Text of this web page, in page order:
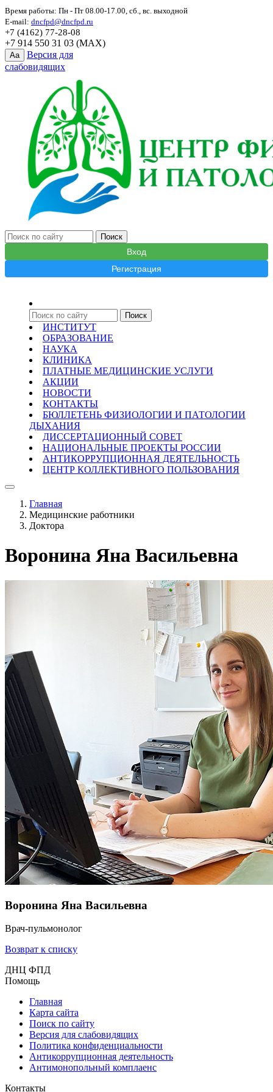
Время работы: Пн - Пт 08.00-17.00, сб., вс. выходной
E-mail: dncfpd@dncfpd.ru
+7 (4162) 77-28-08
+7 914 550 31 03 (MAX)
Aa
Версия для
слабовидящих
Вход
Регистрация
ИНСТИТУТ
ОБРАЗОВАНИЕ
НАУКА
КЛИНИКА
ПЛАТНЫЕ МЕДИЦИНСКИЕ УСЛУГИ
АКЦИИ
НОВОСТИ
КОНТАКТЫ
БЮЛЛЕТЕНЬ ФИЗИОЛОГИИ И ПАТОЛОГИИ
ДЫХАНИЯ
ДИССЕРТАЦИОННЫЙ СОВЕТ
НАЦИОНАЛЬНЫЕ ПРОЕКТЫ РОССИИ
АНТИКОРРУПЦИОННАЯ ДЕЯТЕЛЬНОСТЬ
ЦЕНТР КОЛЛЕКТИВНОГО ПОЛЬЗОВАНИЯ
Главная
Медицинские работники
Доктора
Воронина Яна Васильевна
Воронина Яна Васильевна
Врач-пульмонолог
Возврат к списку
ДНЦ ФПД
Помощь
Главная
Карта сайта
Поиск по сайту
Версия для слабовидящих
Политика конфиденциальности
Антикоррупционная деятельность
Антимонопольный комплаенс
Контакты